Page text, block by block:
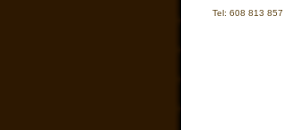
Tel: 608 813 857